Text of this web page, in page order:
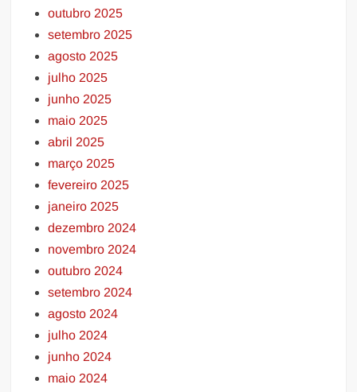
outubro 2025
setembro 2025
agosto 2025
julho 2025
junho 2025
maio 2025
abril 2025
março 2025
fevereiro 2025
janeiro 2025
dezembro 2024
novembro 2024
outubro 2024
setembro 2024
agosto 2024
julho 2024
junho 2024
maio 2024